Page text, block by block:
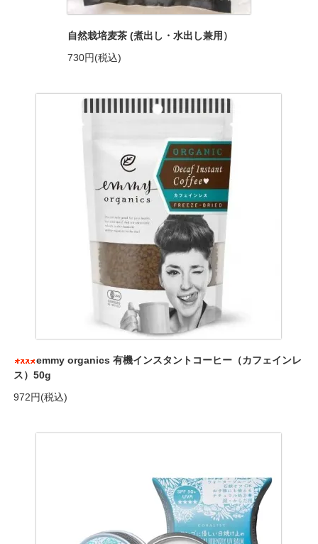
自然栽培麦茶 (煮出し・水出し兼用）
730円(税込)
emmy organics 有機インスタントコーヒー（カフェインレ
ス）50g
972円(税込)